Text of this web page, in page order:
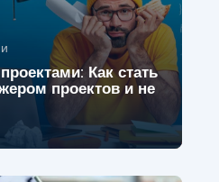
Как стать
проектов и не
менеджеров